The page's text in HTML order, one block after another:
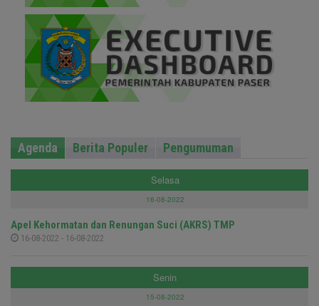
Agenda Berita Populer Pengumuman
Selasa
16-08-2022
Apel Kehormatan dan Renungan Suci (AKRS) TMP
16-08-2022 - 16-08-2022
Senin
15-08-2022